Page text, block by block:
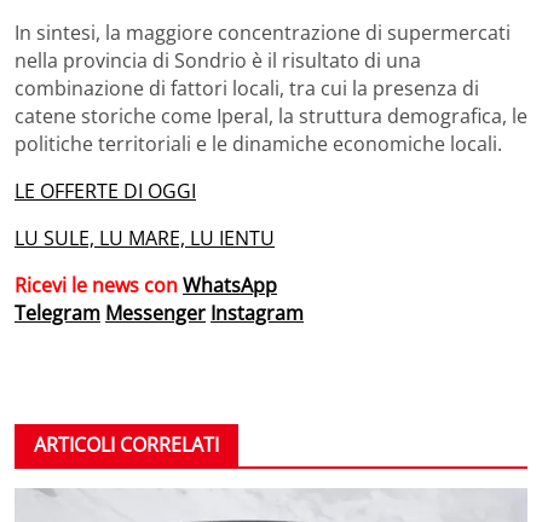
In sintesi, la maggiore concentrazione di supermercati
nella provincia di Sondrio è il risultato di una
combinazione di fattori locali, tra cui la presenza di
catene storiche come Iperal, la struttura demografica, le
politiche territoriali e le dinamiche economiche locali.
LE OFFERTE DI OGGI
LU SULE, LU MARE, LU IENTU
Ricevi le news conWhatsApp
Telegram Messenger Instagram
ARTICOLI CORRELATI